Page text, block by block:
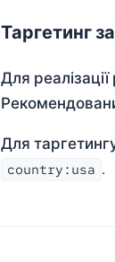
Таргетинг
Для
Для
country:usa .